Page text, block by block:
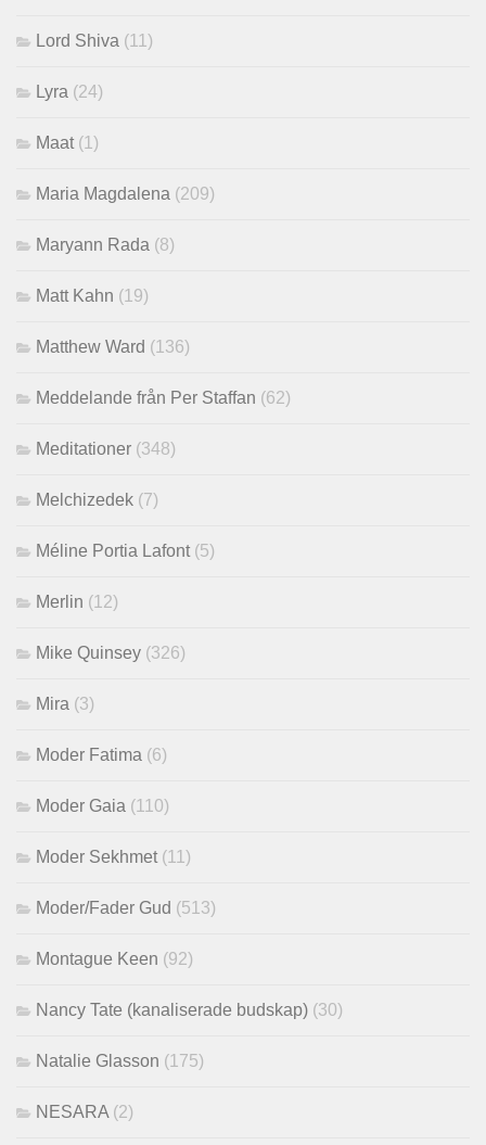
Lord Shiva (11)
Lyra (24)
Maat (1)
Maria Magdalena (209)
Maryann Rada (8)
Matt Kahn (19)
Matthew Ward (136)
Meddelande från Per Staffan (62)
Meditationer (348)
Melchizedek (7)
Méline Portia Lafont (5)
Merlin (12)
Mike Quinsey (326)
Mira (3)
Moder Fatima (6)
Moder Gaia (110)
Moder Sekhmet (11)
Moder/Fader Gud (513)
Montague Keen (92)
Nancy Tate (kanaliserade budskap) (30)
Natalie Glasson (175)
NESARA (2)